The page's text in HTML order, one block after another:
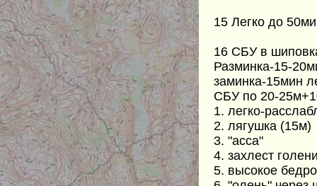
15 Легко до
16 СБУ в
Разминка-15-
заминка-15мин
СБУ по 20-
1. легко-
2. лягушка (15м)
3. "асса"
4. захлест
5. высокое